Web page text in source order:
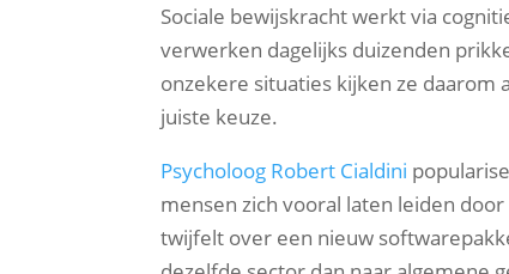
Sociale bewijskracht werkt via
verwerken dagelijks duizenden
onzekere situaties kijken ze daarom
juiste keuze.
Psycholoog Robert Cialdini
mensen zich vooral laten leiden
twijfelt over een nieuw